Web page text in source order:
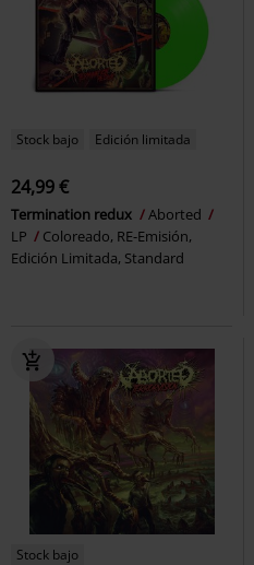
Stock bajo Edición limitada
24,99 €
Termination redux
Aborted
LP
Coloreado, RE-Emisión,
Edición Limitada, Standard
Stock bajo